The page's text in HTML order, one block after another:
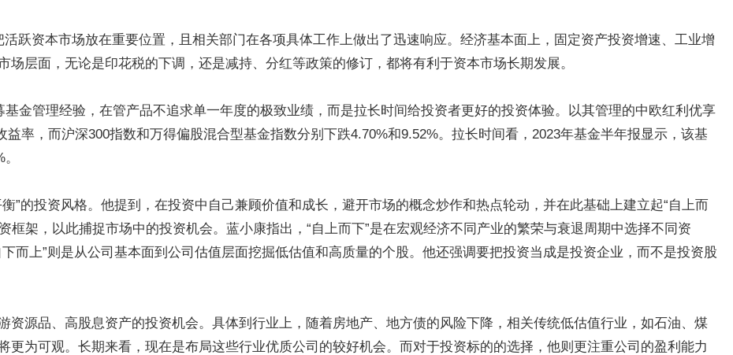
跃资本市场放在重要位置，且相关部门在各项具体工作上做出了迅速响应。经济基本面上，固定资产投资增速、工业增
层面，无论是印花税的下调，还是减持、分红等政策的修订，都将有利于资本市场长期发展。
金管理经验，在管产品不追求单一年度的极致业绩，而是拉长时间给投资者更好的投资体验。以其管理的中欧红利优享
率，而沪深300指数和万得偏股混合型基金指数分别下跌4.70%和9.52%。拉长时间看，2023年基金半年报显示，该基
”的投资风格。他提到，在投资中自己兼顾价值和成长，避开市场的概念炒作和热点轮动，并在此基础上建立起“自上而
框架，以此捕捉市场中的投资机会。蓝小康指出，“自上而下”是在宏观经济不同产业的繁荣与衰退周期中选择不同资
而上”则是从公司基本面到公司估值层面挖掘低估值和高质量的个股。他还强调要把投资当成是投资企业，而不是投资股
资源品、高股息资产的投资机会。具体到行业上，随着房地产、地方债的风险下降，相关传统低估值行业，如石油、煤
更为可观。长期来看，现在是布局这些行业优质公司的较好机会。而对于投资标的的选择，他则更注重公司的盈利能力